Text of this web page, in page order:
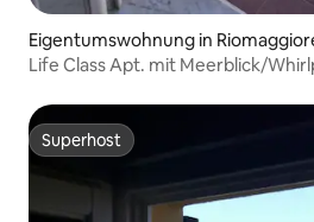
Eigentumswohnung in
Life Class Apt. mit Meerblick/
Superhost
Superhost